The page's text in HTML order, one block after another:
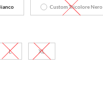
Custom Tricolore Nero
L XL